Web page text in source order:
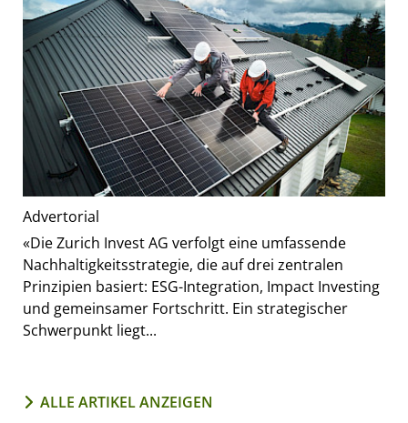
Advertorial
«Die Zurich Invest AG verfolgt eine umfassende
Nachhaltigkeitsstrategie, die auf drei zentralen
Prinzipien basiert: ESG-Integration, Impact Investing
und gemeinsamer Fortschritt. Ein strategischer
Schwerpunkt liegt...
ALLE ARTIKEL ANZEIGEN